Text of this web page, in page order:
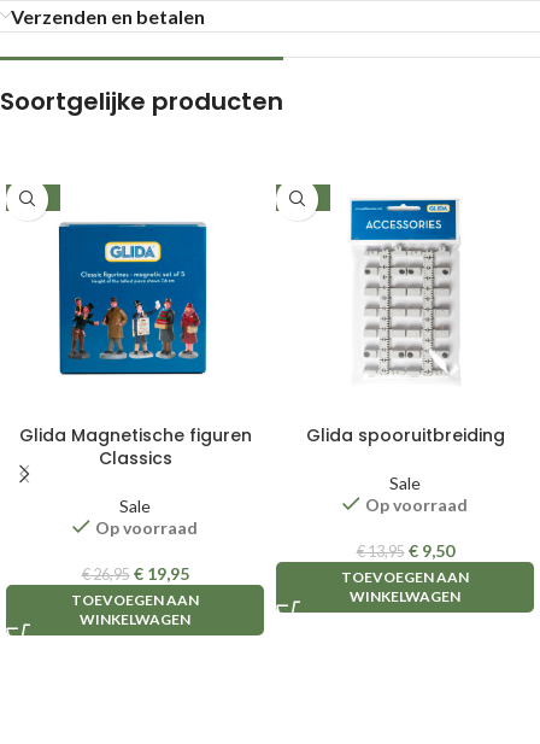
Verzenden en betalen
Soortgelijke producten
-26%
Glida Magnetische figuren
Classics
Sale
Op voorraad
€26,95 €19,95
TOEVOEGEN AAN
WINKELWAGEN
-32%
Glida spooruitbreiding
Sale
Op voorraad
€13,95 €9,50
TOEVOEGEN AAN
WINKELWAGEN